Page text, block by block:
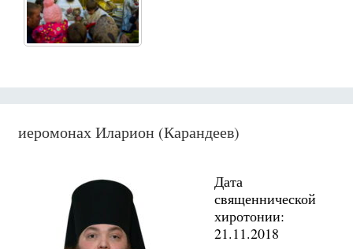
иеромонах Иларион (Карандеев)
Дата
священнической
хиротонии:
21.11.2018